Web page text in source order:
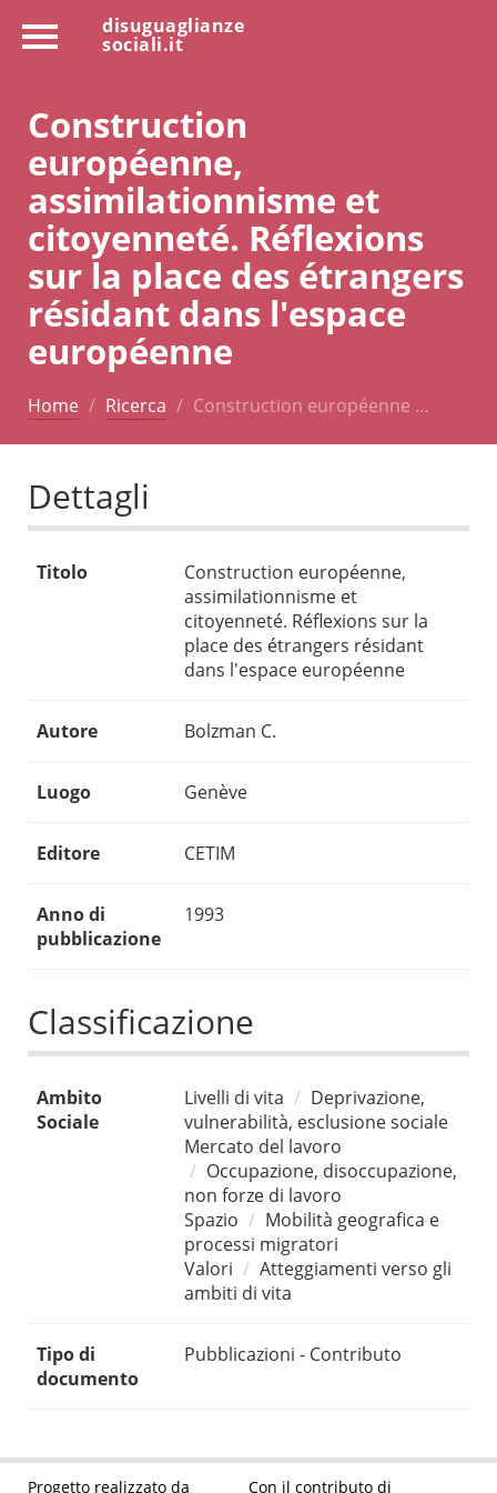
disuguaglianze
sociali.it
Construction
européenne,
assimilationnisme et
citoyenneté. Réflexions
sur la place des étrangers
résidant dans l'espace
européenne
Home Ricerca Construction européenne …
Dettagli
Titolo
Construction européenne,
assimilationnisme et
citoyenneté. Réflexions sur la
place des étrangers résidant
dans l'espace européenne
Autore Bolzman C.
Luogo Genève
Editore CETIM
Anno di
pubblicazione
1993
Classificazione
Ambito
Sociale
Livelli di vita
Deprivazione,
vulnerabilità, esclusione sociale
Mercato del lavoro
Occupazione, disoccupazione,
non forze di lavoro
Spazio
Mobilità geografica e
processi migratori
Valori
Atteggiamenti verso gli
ambiti di vita
Tipo di
documento
Pubblicazioni - Contributo
Progetto realizzato da Con il contributo di